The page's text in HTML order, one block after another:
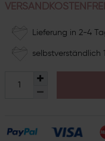
Lieferung in 2-4
selbstverständlich